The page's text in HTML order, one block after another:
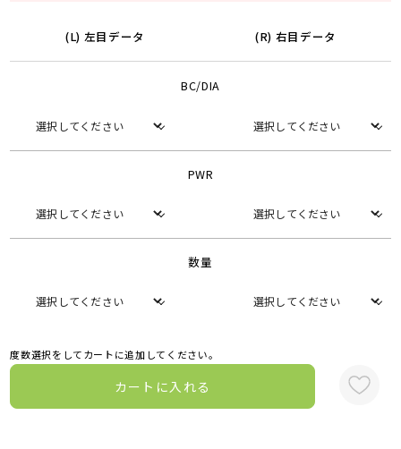
(L) 左目データ (R) 右目データ
BC/DIA
PWR
数量
度数選択をしてカートに追加してください。
カートに入れる